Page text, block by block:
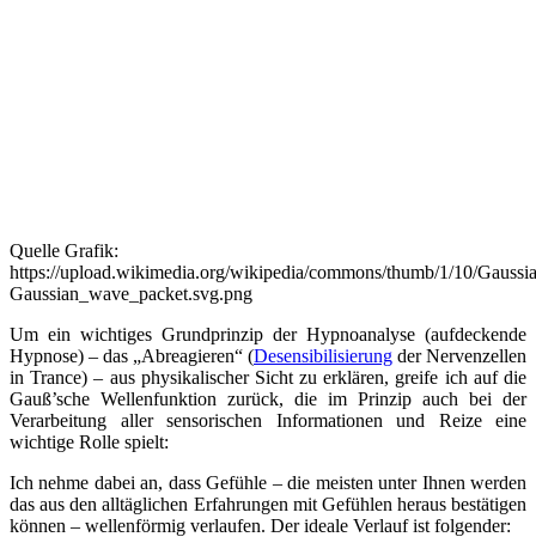
Quelle Grafik:
https://upload.wikimedia.org/wikipedia/commons/thumb/1/10/
Gaussian_wave_packet.svg.png
Um ein wichtiges Grundprinzip der Hypnoanalyse (aufdeckende
Hypnose) – das „Abreagieren“ (Desensibilisierung der Nervenzellen
in Trance) – aus physikalischer Sicht zu erklären, greife ich auf die
Gauß’sche Wellenfunktion zurück, die im Prinzip auch bei der
Verarbeitung aller sensorischen Informationen und Reize eine
wichtige Rolle spielt:
Ich nehme dabei an, dass Gefühle – die meisten unter Ihnen werden
das aus den alltäglichen Erfahrungen mit Gefühlen heraus bestätigen
können – wellenförmig verlaufen. Der ideale Verlauf ist folgender: